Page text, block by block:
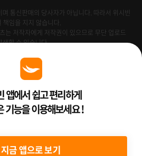
통신판매의 당사자가 아닙니다. 따라서 위시빈
임을 지지 않습니다.
는 저작자에게 저작권이 있으므로 무단 업로드
할 수 있습니다.
앱에서 쉽고 편리하게
기능을 이용해보세요 !
지금 앱으로 보기